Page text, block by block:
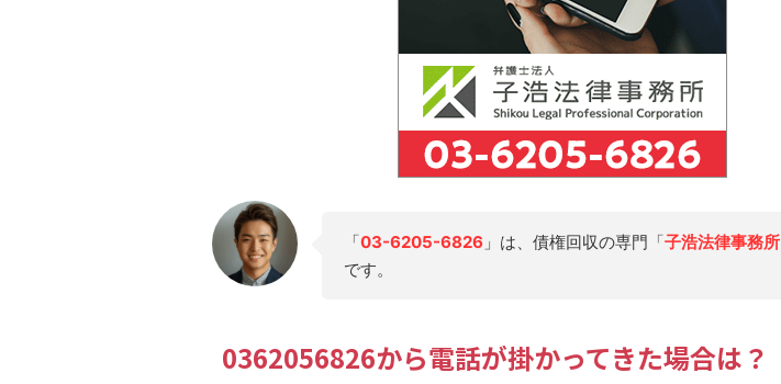
「03-6205-6826 」は、債権回収の専門「子浩法律事務所
です。
0362056826から電話が掛かってきた場合は？